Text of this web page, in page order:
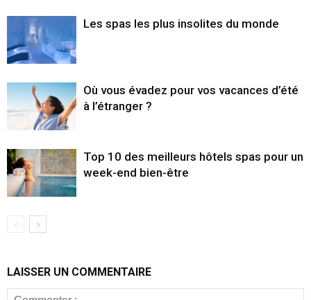
Les spas les plus insolites du monde
Où vous évadez pour vos vacances d’été
à l’étranger ?
Top 10 des meilleurs hôtels spas pour un
week-end bien-être
LAISSER UN COMMENTAIRE